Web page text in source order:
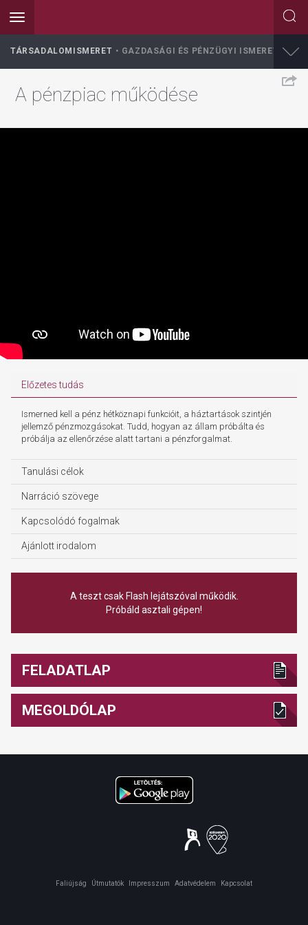
tartalomra
Toggle
navigation
A pénzpiac működése
TÁRSADALOMISMERET GAZDASÁGI ÉS PÉNZÜGYI ISMERETEK
Előzetes tudás
Ismerned kell a pénz hétköznapi funkcióit, a háztartások szintjén
jellemző pénzmozgásokat. Tudd, hogyan az állam próbálta és
próbálja az ellenőrzése alatt tartani a pénzforgalmat.
Tanulási célok
Narráció szövege
Kapcsolódó fogalmak
Ajánlott irodalom
A teszt csak Flash lejátszóval működik.
Próbáld asztali gépen!
FELADATLAP
MEGOLDÓLAP
Faliújság Útmutatók Impresszum Adatvédelem Kapcsolat